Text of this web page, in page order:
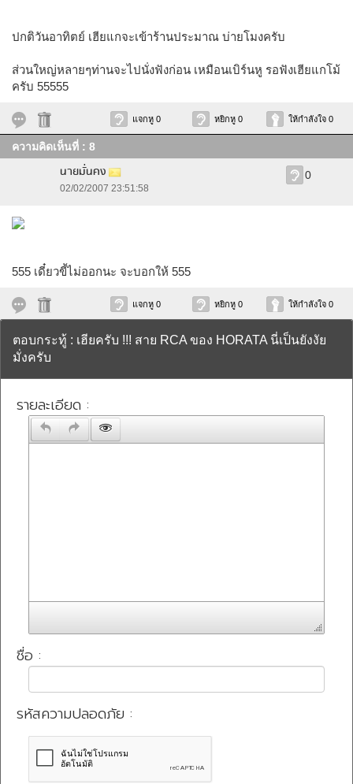
ปกติวันอาทิตย์ เฮียแกจะเข้าร้านประมาณ บ่ายโมงครับ
ส่วนใหญ่หลายๆท่านจะไปนั่งฟังก่อน เหมือนเบิร์นหู รอฟังเฮียแกโม้
ครับ 55555
แจกหู 0 หยิกหู 0 ให้กำลังใจ 0
ความคิดเห็นที่ : 8
นายมั่นคง
02/02/2007 23:51:58
0
555 เดี๋ยวขี้ไม่ออกนะ จะบอกให้ 555
แจกหู 0 หยิกหู 0 ให้กำลังใจ 0
ตอบกระทู้ : เฮียครับ !!! สาย RCA ของ HORATA นี่เป็นยังงัย
มั่งครับ
รายละเอียด :
ชื่อ :
รหัสความปลอดภัย :